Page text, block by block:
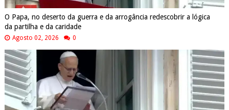
O Papa, no deserto da guerra e da arrogância redescobrir a lógica
da partilha e da caridade
Agosto 02, 2026 0